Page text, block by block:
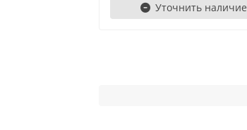
Уточнить наличие